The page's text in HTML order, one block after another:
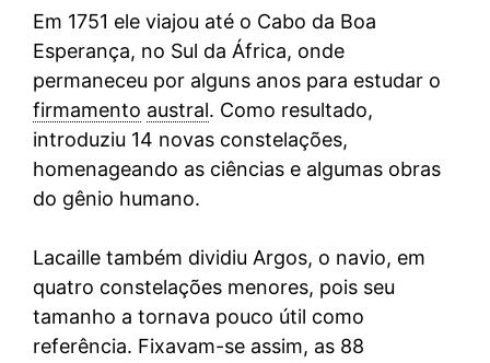
Em 1751 ele viajou até o Cabo da Boa
Esperança, no Sul da África, onde
permaneceu por alguns anos para estudar o
firmamento austral. Como resultado,
introduziu 14 novas constelações,
homenageando as ciências e algumas obras
do gênio humano.
Lacaille também dividiu Argos, o navio, em
quatro constelações menores, pois seu
tamanho a tornava pouco útil como
referência. Fixavam-se assim, as 88